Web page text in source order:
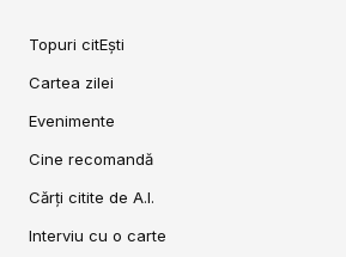
Topuri citEști
Cartea zilei
Evenimente
Cine recomandă
Cărți citite de A.I.
Interviu cu o carte